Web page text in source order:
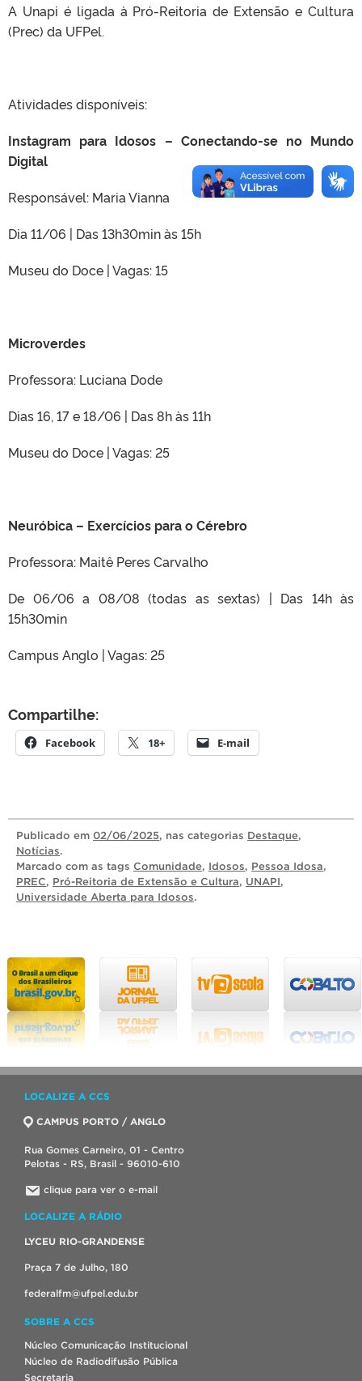
A Unapi é ligada à Pró-Reitoria de Extensão e Cultura
(Prec) da UFPel.
Atividades disponíveis:
Instagram para Idosos – Conectando-se no Mundo
Digital
Responsável: Maria Vianna
Dia 11/06 | Das 13h30min às 15h
Museu do Doce | Vagas: 15
Microverdes
Professora: Luciana Dode
Dias 16, 17 e 18/06 | Das 8h às 11h
Museu do Doce | Vagas: 25
Neuróbica – Exercícios para o Cérebro
Professora: Maitê Peres Carvalho
De 06/06 a 08/08 (todas as sextas) | Das 14h às
15h30min
Campus Anglo | Vagas: 25
Compartilhe:
Facebook 18+ E-mail
Publicado em 02/06/2025, nas categorias Destaque,
Notícias.
Marcado com as tags Comunidade, Idosos, Pessoa Idosa,
PREC, Pró-Reitoria de Extensão e Cultura, UNAPI,
Universidade Aberta para Idosos.
LOCALIZE A CCS
CAMPUS PORTO / ANGLO
Rua Gomes Carneiro, 01 - Centro
Pelotas - RS, Brasil - 96010-610
clique para ver o e-mail
LOCALIZE A RÁDIO
LYCEU RIO-GRANDENSE
Praça 7 de Julho, 180
federalfm@ufpel.edu.br
SOBRE A CCS
Núcleo Comunicação Institucional
Núcleo de Radiodifusão Pública
Secretaria